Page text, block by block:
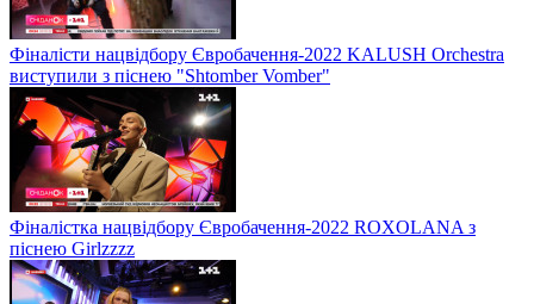
Фіналісти нацвідбору Євробачення-2022 KALUSH Orchestra
виступили з піснею "Shtomber Vomber"
Фіналістка нацвідбору Євробачення-2022 ROXOLANA з
піснею Girlzzzz